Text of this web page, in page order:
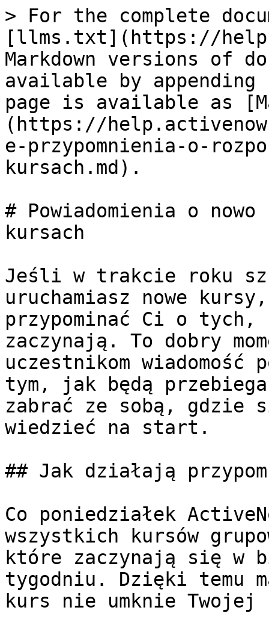
> For the complete
[llms.txt](https://
Markdown versions of
available by
page is available as
(https://
e-przypomnienia-o-
kursach.md).
# Powiadomienia o
kursach
Jeśli w trakcie roku
uruchamiasz nowe
przypominać Ci o
zaczynają. To dobry
uczestnikom
tym, jak będą
zabrać ze sobą, gdzie
wiedzieć na start.
## Jak działają
Co poniedziałek
wszystkich kursów
które zaczynają się w
tygodniu. Dzięki temu
kurs nie umknie Twojej